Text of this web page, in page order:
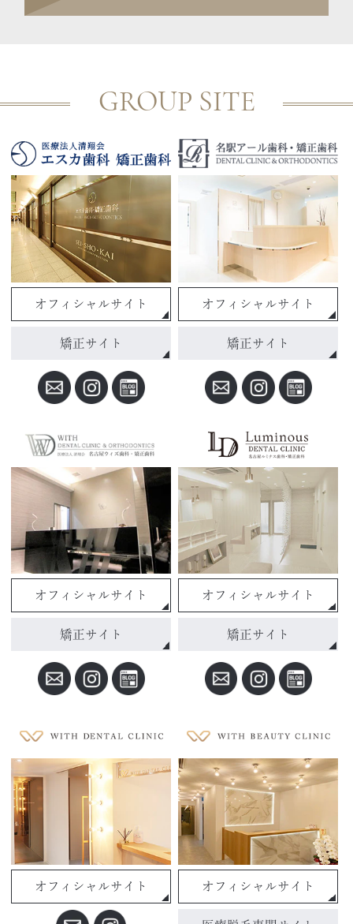
GROUP SITE
オフィシャルサイト
矯正サイト
オフィシャルサイト
矯正サイト
オフィシャルサイト
矯正サイト
オフィシャルサイト
矯正サイト
オフィシャルサイト オフィシャルサイト